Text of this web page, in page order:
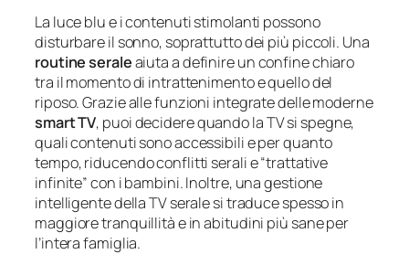
La luce blu e i contenuti stimolanti possono
disturbare il sonno, soprattutto dei più piccoli. Una
routine seraleaiuta a definire un confine chiaro
tra il momento di intrattenimento e quello del
riposo. Grazie alle funzioni integrate delle moderne
smart TV, puoi decidere quando la TV si spegne,
quali contenuti sono accessibili e per quanto
tempo, riducendo conflitti serali e “trattative
infinite” con i bambini. Inoltre, una gestione
intelligente della TV serale si traduce spesso in
maggiore tranquillità e in abitudini più sane per
l’intera famiglia.